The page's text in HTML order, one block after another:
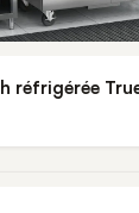
réfrigérée